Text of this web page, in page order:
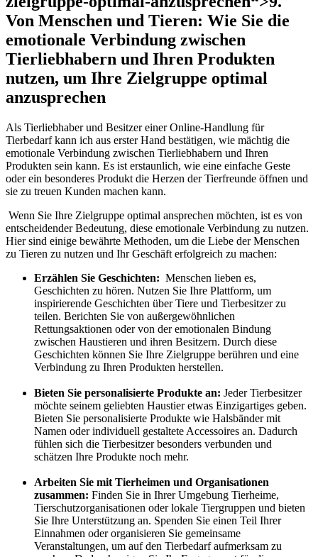
Von Menschen und Tieren: Wie Sie die
emotionale‌ Verbindung zwischen
Tierliebhabern und Ihren Produkten
nutzen, um Ihre Zielgruppe‌ optimal
anzusprechen
Als Tierliebhaber und Besitzer einer Online-Handlung​ für​
Tierbedarf kann ich⁤ aus ⁢erster⁣ Hand bestätigen, wie mächtig die
emotionale Verbindung zwischen Tierliebhabern und Ihren
⁣Produkten sein kann. Es ist erstaunlich, wie eine einfache Geste
oder ein besonderes Produkt die Herzen der Tierfreunde öffnen und
sie zu treuen Kunden machen kann.
‌ Wenn Sie Ihre ⁢Zielgruppe optimal ansprechen⁣ möchten, ist es von
entscheidender Bedeutung, diese​ emotionale Verbindung zu nutzen.
Hier sind einige bewährte Methoden, um ‍die Liebe ‌der Menschen
⁣zu⁣ Tieren zu nutzen und ⁢Ihr Geschäft erfolgreich zu machen:
Erzählen Sie Geschichten: ‌ Menschen lieben es,
Geschichten ⁤zu hören.⁣ Nutzen Sie Ihre Plattform, um
inspirierende Geschichten über Tiere und Tierbesitzer zu
teilen.‍ Berichten Sie von außergewöhnlichen‍
Rettungsaktionen oder von der emotionalen Bindung
zwischen ‌Haustieren und ihren Besitzern. Durch diese
Geschichten können Sie Ihre Zielgruppe berühren und eine⁤
Verbindung zu Ihren Produkten herstellen.
Bieten Sie personalisierte Produkte an: Jeder⁣ Tierbesitzer
möchte ‌seinem geliebten Haustier ⁣etwas Einzigartiges geben.
Bieten Sie personalisierte Produkte wie Halsbänder mit
Namen⁢ oder individuell gestaltete Accessoires an. Dadurch
fühlen sich ‍die Tierbesitzer besonders verbunden und
schätzen ‌Ihre Produkte noch mehr.
Arbeiten Sie mit Tierheimen und Organisationen ​
zusammen: Finden Sie in Ihrer Umgebung Tierheime,
Tierschutzorganisationen oder lokale Tiergruppen und bieten
Sie Ihre‌ Unterstützung an.⁢ Spenden⁤ Sie einen‍ Teil Ihrer
Einnahmen oder organisieren Sie gemeinsame
Veranstaltungen, um ​auf den ⁢Tierbedarf aufmerksam⁢ zu